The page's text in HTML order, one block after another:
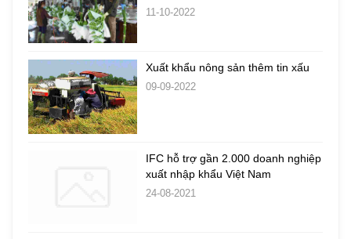
11-10-2022
Xuất khẩu nông sản thêm tin xấu
09-09-2022
IFC hỗ trợ gần 2.000 doanh nghiệp
xuất nhập khẩu Việt Nam
24-08-2021